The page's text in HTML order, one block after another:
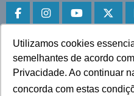
Utilizamos cookies
semelhantes de acordo
Privacidade. Ao continuar
concorda com estas
Faça download do
Play Store e App Store